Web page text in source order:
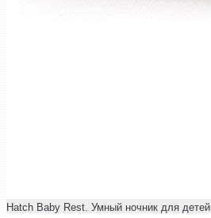
Hatch Baby Rest. Умный ночник для детей